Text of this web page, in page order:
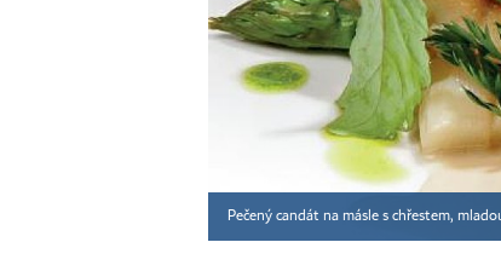
Pečený candát na másle s chřestem,